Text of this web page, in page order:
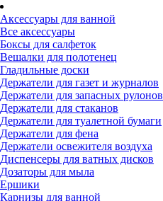
Аксессуары для ванной
Все аксессуары
Боксы для салфеток
Вешалки для полотенец
Гладильные доски
Держатели для газет и журналов
Держатели для запасных рулонов
Держатели для стаканов
Держатели для туалетной бумаги
Держатели для фена
Держатели освежителя воздуха
Диспенсеры для ватных дисков
Дозаторы для мыла
Ершики
Карнизы для ванной